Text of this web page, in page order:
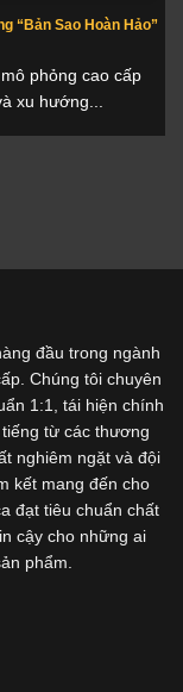
“Bản Sao Hoàn Hảo”
phỏng cao cấp
xu hướng...
đầu trong ngành
Chúng tôi chuyên
1:1, tái hiện chính
từ các thương
nghiêm ngặt và đội
kết mang đến cho
đạt tiêu chuẩn chất
cậy cho những ai
phẩm.